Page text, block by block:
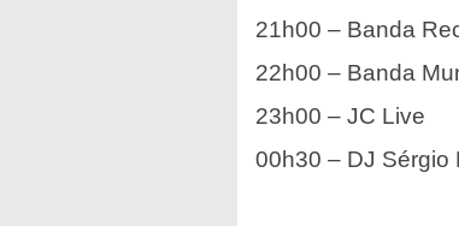
21h00 – Banda
22h00 – Banda
23h00 – JC Live
00h30 – DJ Sérgio